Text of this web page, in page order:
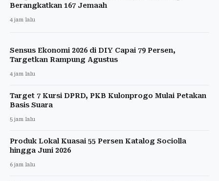
Berangkatkan 167 Jemaah
4 jam lalu
Sensus Ekonomi 2026 di DIY Capai 79 Persen,
Targetkan Rampung Agustus
4 jam lalu
Target 7 Kursi DPRD, PKB Kulonprogo Mulai Petakan
Basis Suara
5 jam lalu
Produk Lokal Kuasai 55 Persen Katalog Sociolla
hingga Juni 2026
6 jam lalu